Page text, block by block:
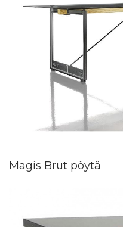
Magis Brut pöytä